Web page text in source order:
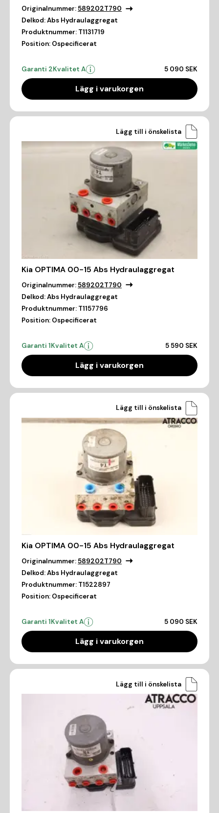
Originalnummer:589202T790
Delkod:Abs Hydraulaggregat
Produktnummer: T1131719
Position: Ospecificerat
Garanti 2Kvalitet A 5 090 SEK
Lägg i varukorgen
Lägg till i önskelista
Kia OPTIMA 00-15 Abs Hydraulaggregat
Originalnummer:589202T790
Delkod:Abs Hydraulaggregat
Produktnummer: T1157796
Position: Ospecificerat
Garanti 1Kvalitet A 5 590 SEK
Lägg i varukorgen
Lägg till i önskelista
Kia OPTIMA 00-15 Abs Hydraulaggregat
Originalnummer:589202T790
Delkod:Abs Hydraulaggregat
Produktnummer: T1522897
Position: Ospecificerat
Garanti 1Kvalitet A 5 090 SEK
Lägg i varukorgen
Lägg till i önskelista